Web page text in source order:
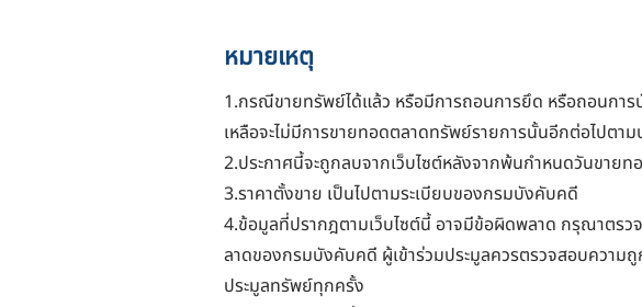
หมายเหตุ
1.กรณีขายทรัพย์ได้แล้ว หรือมีการถอนการยึด หรือถอนกา
เหลือจะไม่มีการขายทอดตลาดทรัพย์รายการนั้นอีกต่อไปตา
2.ประกาศนี้จะถูกลบจากเว็บไซต์หลังจากพ้นกำหนดวันขาย
3.ราคาตั้งขาย เป็นไปตามระเบียบของกรมบังคับคดี
4.ข้อมูลที่ปรากฎตามเว็บไซต์นี้ อาจมีข้อผิดพลาด กรุณาตร
ลาดของกรมบังคับคดี ผู้เข้าร่วมประมูลควรตรวจสอบความ
ประมูลทรัพย์ทุกครั้ง